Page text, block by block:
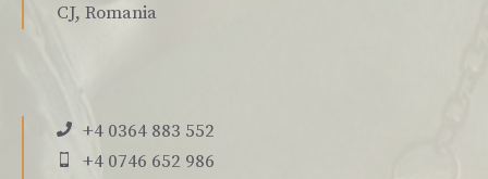
CJ, Romania
+4 0364 883 552
+4 0746 652 986